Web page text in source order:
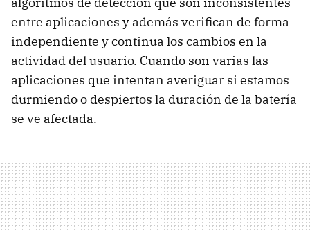
entre aplicaciones y además verifican de forma
independiente y continua los cambios en la
actividad del usuario. Cuando son varias las
aplicaciones que intentan averiguar si estamos
durmiendo o despiertos la duración de la batería
se ve afectada.